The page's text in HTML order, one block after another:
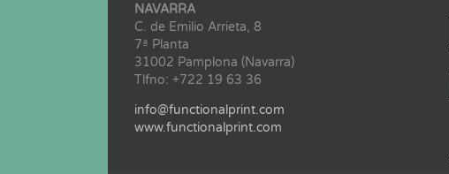
NAVARRA
C. de Emilio Arrieta, 8
7ª Planta
31002 Pamplona (Navarra)
Tlfno: +722 19 63 36
info@functionalprint.com
www.functionalprint.com